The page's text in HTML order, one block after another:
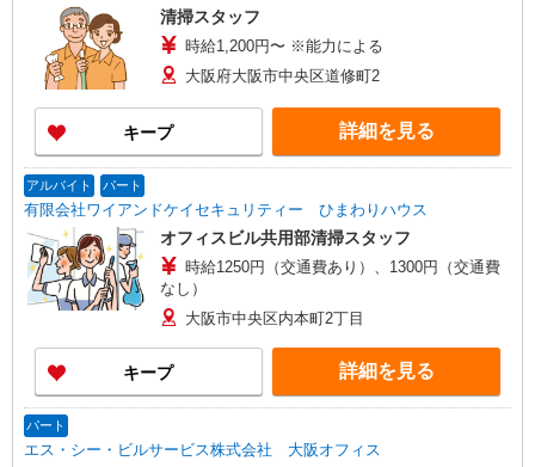
清掃スタッフ
時給1,200円〜 ※能力による
大阪府大阪市中央区道修町2
キープ 詳細を見る
アルバイト パート
有限会社ワイアンドケイセキュリティー ひまわりハウス
オフィスビル共用部清掃スタッフ
時給1250円（交通費あり）、1300円（交通費
なし）
大阪市中央区内本町2丁目
キープ 詳細を見る
パート
エス・シー・ビルサービス株式会社 大阪オフィス